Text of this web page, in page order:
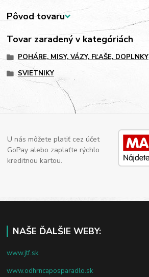
Pôvod tovaru
Tovar zaradený v kategóriách
POHÁRE, MISY, VÁZY, FĽAŠE, DOPLNKY
SVIETNIKY
U nás môžete platiť cez účet
GoPay alebo zaplaťte rýchlo
kreditnou kartou.
NAŠE ĎALŠIE WEBY:
www.jtf.sk
www.odhrncaposparadlo.sk